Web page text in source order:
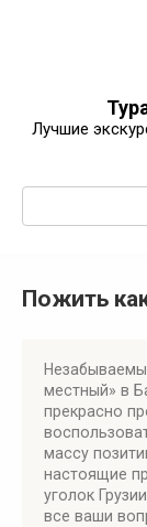
Лучшие
Пожить
местный» в
прекрасно
массу
настоящие
уголок
все ваши